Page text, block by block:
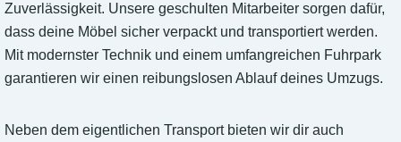
Zuverlässigkeit. Unsere geschulten Mitarbeiter sorgen dafür,
dass deine Möbel sicher verpackt und transportiert werden.
Mit modernster Technik und einem umfangreichen Fuhrpark
garantieren wir einen reibungslosen Ablauf deines Umzugs.
Neben dem eigentlichen Transport bieten wir dir auch